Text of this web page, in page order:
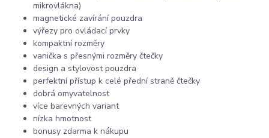
mikrovlákna)
magnetické zavírání pouzdra
výřezy pro ovládací prvky
kompaktní rozměry
vanička s přesnými rozměry čtečky
design a stylovost pouzdra
perfektní přístup k celé přední straně čtečky
dobrá omyvatelnost
více barevných variant
nízka hmotnost
bonusy zdarma k nákupu